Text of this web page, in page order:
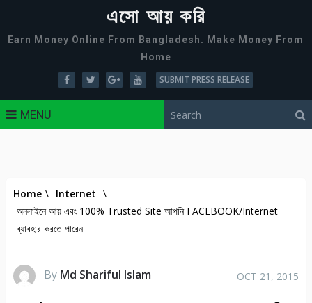
এসো আয় করি
Earn Money Online From Bangladesh. Make Money From
Home
SUBMIT PRESS RELEASE
MENU
Home \ Internet \
অনলাইনে আয় এবং 100% Trusted Site আপনি FACEBOOK/Internet
ব্যাবহার করতে পারেন
By Md Shariful Islam OCT 21, 2015